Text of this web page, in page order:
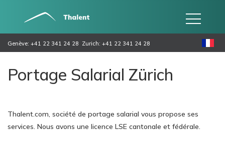
Genève: +41 22 341 24 28 Zurich: +41 22 341 24 28
Portage Salarial Zürich
Thalent.com, société de portage salarial vous propose ses
services. Nous avons une licence LSE cantonale et fédérale.